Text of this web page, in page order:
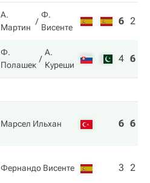
А.
Мартин
Ф.
Висенте
6 2
Ф.
Полашек
А.
Куреши
4 6
Марсел Ильхан 6 6
Фернандо Висенте 3 2